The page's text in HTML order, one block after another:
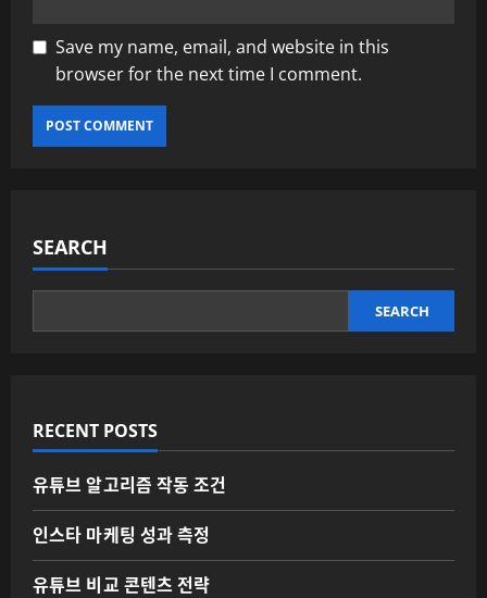
Save my name, email, and website in this
browser for the next time I comment.
SEARCH
SEARCH
RECENT POSTS
유튜브 알고리즘 작동 조건
인스타 마케팅 성과 측정
유튜브 비교 콘텐츠 전략